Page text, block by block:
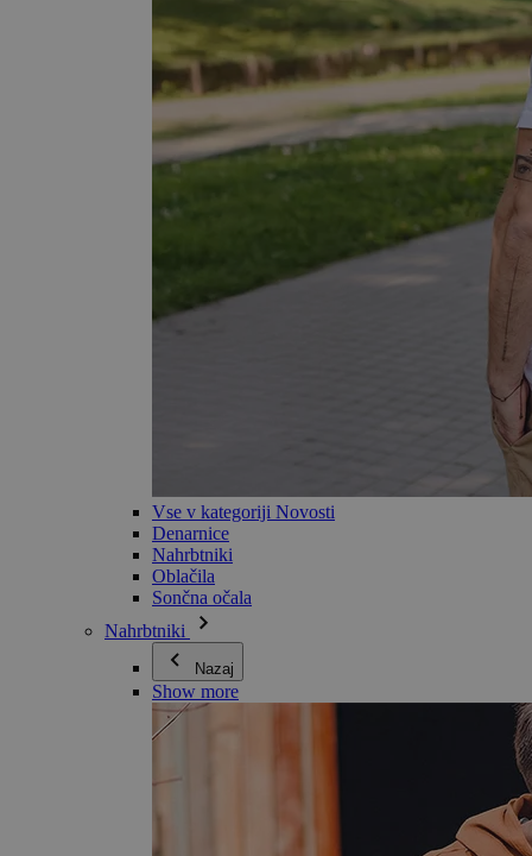
Vse v kategoriji Novosti
Denarnice
Nahrbtniki
Oblačila
Sončna očala
Nahrbtniki
Nazaj
Show more